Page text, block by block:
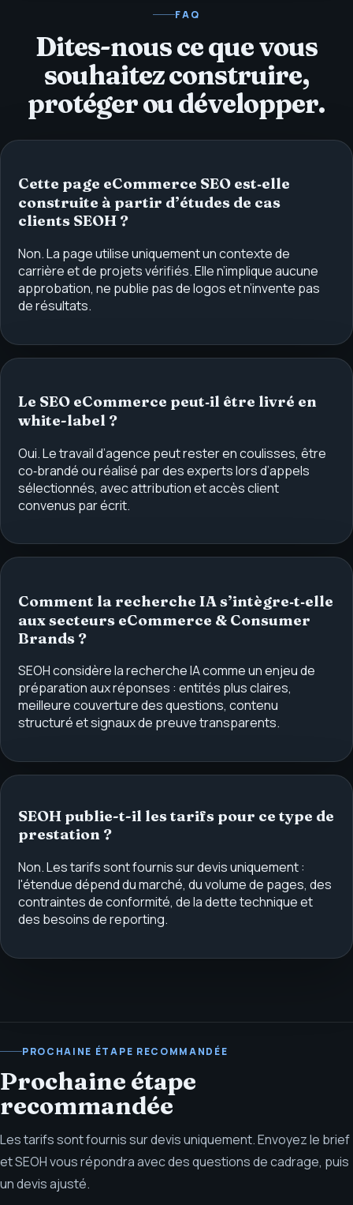
FAQ
Dites-nous ce que vous
souhaitez construire,
protéger ou développer.
Cette page eCommerce SEO est‑elle
construite à partir d’études de cas
clients SEOH ?
Non. La page utilise uniquement un contexte de
carrière et de projets vérifiés. Elle n’implique aucune
approbation, ne publie pas de logos et n’invente pas
de résultats.
Le SEO eCommerce peut‑il être livré en
white-label ?
Oui. Le travail d’agence peut rester en coulisses, être
co‑brandé ou réalisé par des experts lors d’appels
sélectionnés, avec attribution et accès client
convenus par écrit.
Comment la recherche IA s’intègre‑t‑elle
aux secteurs eCommerce & Consumer
Brands ?
SEOH considère la recherche IA comme un enjeu de
préparation aux réponses : entités plus claires,
meilleure couverture des questions, contenu
structuré et signaux de preuve transparents.
SEOH publie-t-il les tarifs pour ce type de
prestation ?
Non. Les tarifs sont fournis sur devis uniquement :
l'étendue dépend du marché, du volume de pages, des
contraintes de conformité, de la dette technique et
des besoins de reporting.
PROCHAINE ÉTAPE RECOMMANDÉE
Prochaine étape
recommandée
Les tarifs sont fournis sur devis uniquement. Envoyez le brief
et SEOH vous répondra avec des questions de cadrage, puis
un devis ajusté.